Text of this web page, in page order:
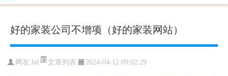
好的家装公司不增项（好的家装网站）
网友:hd 文章列表 2024-04-12 09:02:29